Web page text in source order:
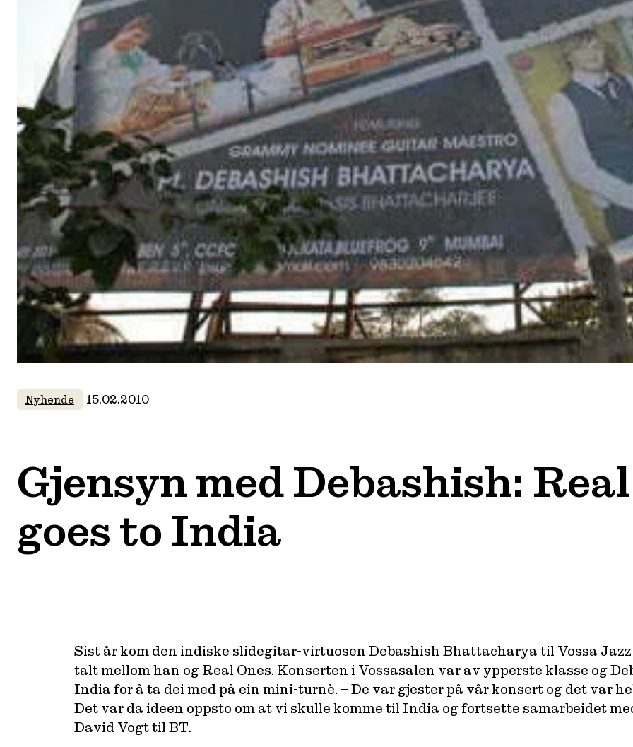
Nyhende 15.02.2010
Gjensyn med Debashish:
goes to India
Sist år kom den indiske slidegitar-virtuosen Debashish Bhattacharya til Vossa
talt mellom han og Real Ones. Konserten i Vossasalen var av ypperste klasse og
India for å ta dei med på ein mini-turnè. – De var gjester på vår konsert og det var
Det var da ideen oppsto om at vi skulle komme til India og fortsette samarbeidet
David Vogt til BT.